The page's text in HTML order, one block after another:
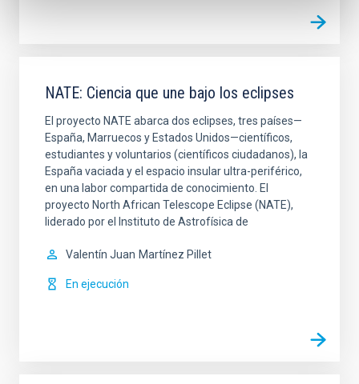
NATE: Ciencia que une bajo los eclipses
El proyecto NATE abarca dos eclipses, tres países—
España, Marruecos y Estados Unidos—científicos,
estudiantes y voluntarios (científicos ciudadanos), la
España vaciada y el espacio insular ultra-periférico,
en una labor compartida de conocimiento. El
proyecto North African Telescope Eclipse (NATE),
liderado por el Instituto de Astrofísica de
Valentín Juan Martínez Pillet
En ejecución